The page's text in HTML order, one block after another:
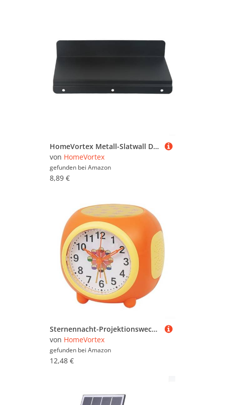
HomeVortex Metall-Slatwall Display Regal Eisen Wandhalterung Lagerregal für Schuhe Einzelhandel Geschäft Messestand Home Organisation 22,9 x 9,54 Zoll
von HomeVortex
gefunden bei Amazon
8,89 €
Sternennacht-Projektionswecker mit bunten Lichtern, Touch-Steuerung, 6 Song-Alarm, 5 natürliche Töne und sprachaktivierte Beleuchtungsmodi (orange)
von HomeVortex
gefunden bei Amazon
12,48 €